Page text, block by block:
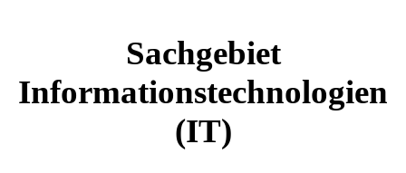
Sachgebiet
Informationstechnologien
(IT)